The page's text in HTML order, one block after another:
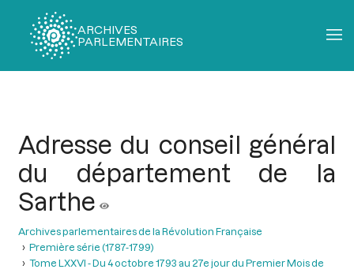
ARCHIVES
PARLEMENTAIRES
Adresse du conseil général
du département de la
Sarthe
Archives parlementaires de la Révolution Française
Première série (1787-1799)
Tome LXXVI - Du 4 octobre 1793 au 27e jour du Premier Mois de